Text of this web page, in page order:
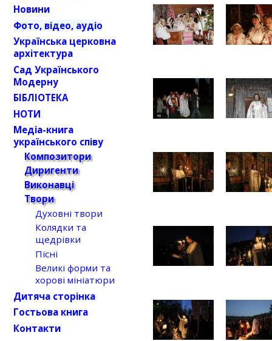
Новини
Фото, відео, аудіо
Українська церковна
архітектура
Сад Українського
Модерну
БІБЛІОТЕКА
НОТИ
Медіа-книга
українського співу
Композитори
Диригенти
Виконавці
Твори
Духовні твори
Колядки та
щедрівки
Пісні
Великі форми та
хорові мініатюри
Дитяча сторінка
Гостьова книга
Контакти